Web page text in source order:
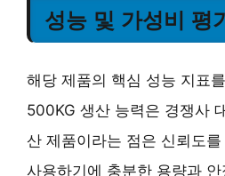
성능 및 가성비 평
해당 제품의 핵심 성능 지표
500KG 생산 능력은 경쟁사
산 제품이라는 점은 신뢰도
사용하기에 충분한 용량과